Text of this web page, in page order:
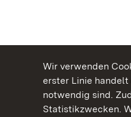
Wir verwenden
erster Linie handelt
notwendig sind.
Statistikzwecken.